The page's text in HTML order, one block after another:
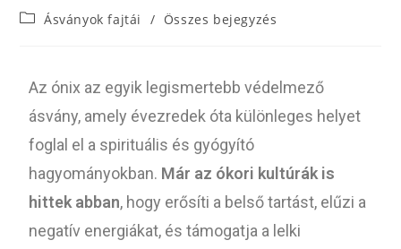
Ásványok fajtái / Összes bejegyzés
Az ónix az egyik legismertebb védelmező
ásvány, amely évezredek óta különleges helyet
foglal el a spirituális és gyógyító
hagyományokban. Már az ókori kultúrák is
hittek abban, hogy erősíti a belső tartást, elűzi a
negatív energiákat, és támogatja a lelki